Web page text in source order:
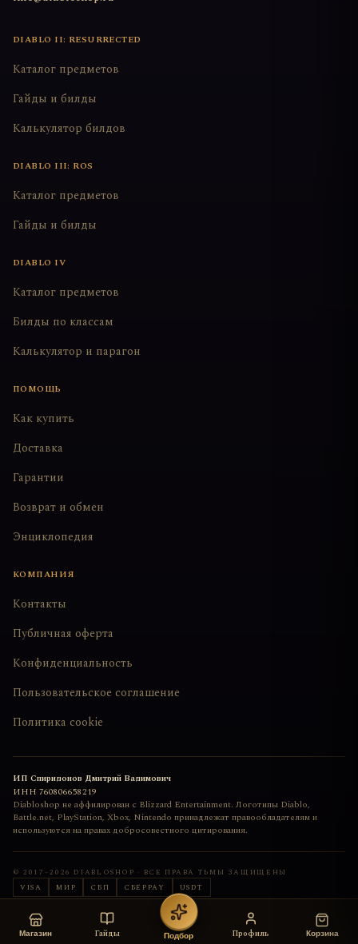
DIABLO II: RESURRECTED
Каталог предметов
Гайды и билды
Калькулятор билдов
DIABLO III: ROS
Каталог предметов
Гайды и билды
DIABLO IV
Каталог предметов
Билды по классам
Калькулятор и парагон
ПОМОЩЬ
Как купить
Доставка
Гарантии
Возврат и обмен
Энциклопедия
КОМПАНИЯ
Контакты
Публичная оферта
Конфиденциальность
Пользовательское соглашение
Политика cookie
ИП Спиридонов Дмитрий Вадимович
ИНН 760806658219
Diabloshop не аффилирован с Blizzard Entertainment. Логотипы Diablo,
Battle.net, PlayStation, Xbox, Nintendo принадлежат правообладателям и
используются на правах добросовестного цитирования.
© 2017–2026 DIABLOSHOP · ВСЕ ПРАВА ТЬМЫ ЗАЩИЩЕНЫ
VISA
МИР СБП СБЕРPAY USDT
Сайт сделан с любовью deemkend
Магазин Гайды Подбор Профиль Корзина